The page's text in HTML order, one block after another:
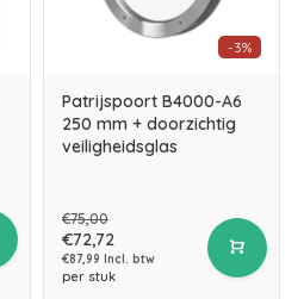
-3%
Patrijspoort B4000-A6
250 mm + doorzichtig
veiligheidsglas
€75,00
€72,72
€87,99 Incl. btw
per stuk